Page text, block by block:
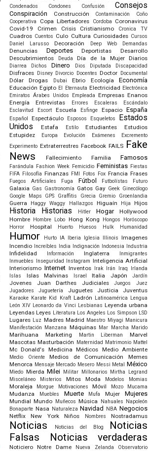
Condenados
Condones Confusión Consejos
Conspiración Construcción Contaminación
Coño
Cooperativa
Copa Libertadores Cordoba
Coronavirus
Covid-19
Crimen Crisis Cristianismo Cronica TV
Cuadros Cuentos Culo Cultura Curiosidades Cursos
Daniel Larusso
Decoración Deep Web Demandas
Denuncias Deportes Deportistas
Desarrollo
Descubrimientos
Deuda Día de la Mujer Diarios
Diarrea Dichos Dinero Dios Diputada Discapacidad
Disfraces Disney Divorcio Docentes Doctor Documental
Dólar Drogas Dubai Ebrio Ecología Economía
Educación Egipto El Eternauta Electricidad Electrónica
Emiratos Árabes Unidos
Empleada Empresas Enanos
Energía
Entrevistas Errores Escaleras
Escándalo
Esclavitud
Escort Escuela Esfinge Espacio España
Español Espectáculo Esposos Esqueletos
Estados
Unidos
Estafa Estilo Estudiantes
Estudios
Estupidez
Europa Evolución Exámenes
Excremento
Experimento Extraterrestres Facebook FAILS Fake
News
Fallecimiento Familia Famosos
Farándula Fashion Week Femicidio Feministas Fiestas
FIFA Filosofía Finanzas FMI Fotos Fox Francia Frases
Fuegos Artificiales Fuga Fútbol Futbolístas Futuro
Galaxia Gas Gastronomía Gatos Gay Geek Ginecólogo
Google Maps
GPS Graffitis Grecia Gremio Groenlandia
Guerra Haggy Waggy Hallazgos Higuaín Hija Hijos
Historia Historias Hitler Hogar
Hollywood
Hombre Hombre Lobo Hong Kong Hongos
Horóscopo
Horror
Hospital Huerto Huesos Hulk Humanidad
Humor Hurto IA Iberia Iglesia Illinois Imagenes
Incendio Increíbles India Indignación Indonesia Industria
Infidelidad Información Inglaterra
Inmigrantes
Inmuebles Inseguridad Instagram Inteligencia Artificial
Interiorismo Internet Inventos Irak Irán Iraq
Irlanda
Islas
Islas Malvinas Israel Italia Japón Jardín
Jovenes Juan Darthes Judiciales Juegos
Juez
Jugadores
Juguetería Juguetes Justicia Juventus
Karaoke Karate Kid Kraft Ladrón Latinoamérica Lengua
León XIV Leonardo da Vinci Lesbianas Leyenda urbana
Leyendas Leyes Literatura Los Angeles Los Simpson LSD
Lugares Luz Madres Madrid Maestro Miyagi Manicura
Manifestación Manzana Máquinas Mar Marcha Marido
Marihuana Marketing Martin Liberman
Marvel
Mascotas Masturbación Maternidad Matrimonio Mattel
Mc Donald's Medicina Médicos Medio Ambiente
Medio Oriente Medios de Comunicación
Memes
Menorca Mensaje Mercado Mesero Messi Metal México
Miedo Mierda Milei Militar Millonarios Mirtha Legrand
Misceláneo
Misterios Mitos Moda Modelos Momias
Moraleja Morgue Motivaciones Móvil Mozo Mucama
Mudanza Muebles Muerte Mufa Mujer Mujeres
Mundial Mundo Muñecos Música Nahuales Napoleón
Bonaparte Nasa Naturaleza Navidad NBA Negocios
Netflix New York Niños Nombres Nostradamus
Noticias Noticias del Blog
Noticias
Falsas
Noticias verdaderas
Noticiero Notre Dame Nueva Zelanda
Observatorio